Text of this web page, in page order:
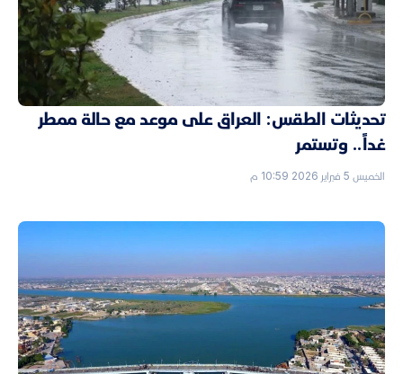
تحديثات الطقس: العراق على موعد مع حالة ممطر
غداً.. وتستمر
الخميس 5 فبراير 2026 10:59 م